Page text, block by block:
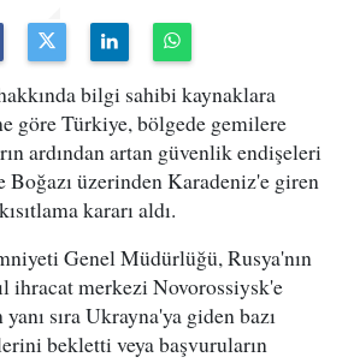
bilgi sahibi kaynaklara
göre Türkiye, bölgede gemilere
ardından artan güvenlik endişeleri
Boğazı üzerinden Karadeniz'e giren
kararı aldı.
Genel Müdürlüğü, Rusya'nın
ihracat merkezi Novorossiysk'e
sıra Ukrayna'ya giden bazı
bekletti veya başvuruların